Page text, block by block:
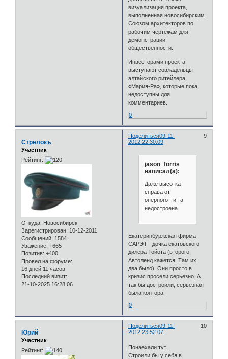
визуализация проекта,
выполненная новосибирским
Союзом архитекторов по
рабочим чертежам для
демонстрации
общественности.
Инвесторами проекта
выступают совладельцы
алтайского ритейлера
«Мария-Ра», которые пока
недоступны для
комментариев.
0
Поделиться 9
09-11-
2012 22:30:09
Стрелокъ
Участник
Рейтинг:
Откуда: Новосибирск
Зарегистрирован: 10-12-2011
Сообщений: 1584
Уважение: +665
Позитив: +400
Провел на форуме:
16 дней 11 часов
Последний визит:
21-10-2025 16:28:06
jason_forris
написал(а):
Даже высотка
справа от
оперного - и та
недостроена
Екатеринбуржская фирма
САРЭТ - дочка екатовского
дилера Тойота (второго,
Автоленд кажется. Там их
два было). Они просто в
кризис просели серьезно. А
так бы достроили, серьезная
была контора
0
Поделиться 10
09-11-
2012 23:52:07
Юрий
Участник
Рейтинг:
Понаехали тут...
Строили бы у себя в